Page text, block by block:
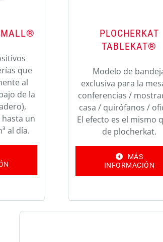
que
al
de la
un
al día.
PLOCHERKAT
TABLEKAT®
Modelo de
exclusiva para la
conferencias /
casa / quirófanos /
El efecto es el mismo
de plocherkat.
MÁS
INFORMACIÓN